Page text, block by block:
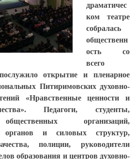
драматичес
ком театре
собралась
общественн
ость со
всего
открытие и пленарное
Питиримовских духовно-
«Нравственные ценности и
Педагоги, студенты,
организаций,
органов и силовых структур,
полиции, руководители
образования и центров духовно-